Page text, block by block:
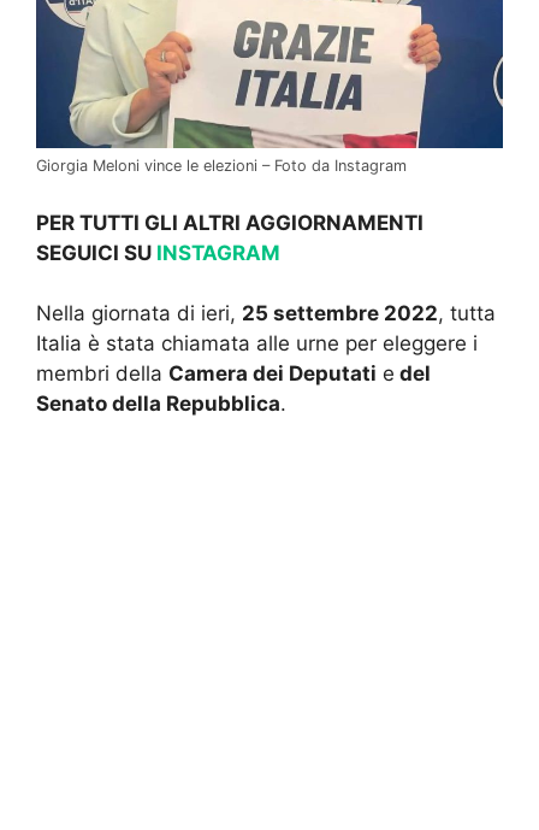
Giorgia Meloni vince le elezioni – Foto da Instagram
PER TUTTI GLI ALTRI AGGIORNAMENTI
SEGUICI SU INSTAGRAM
Nella giornata di ieri, 25 settembre 2022, tutta
Italia è stata chiamata alle urne per eleggere i
membri della Camera dei Deputati e del
Senato della Repubblica.